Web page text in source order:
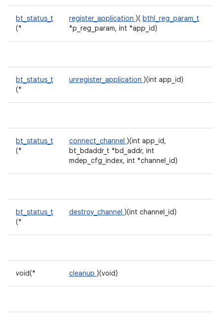
bt_status_t
(*
register_application )( bthl_reg_param_t
*p_reg_param, int *app_id)
bt_status_t
(*
unregister_application )(int app_id)
bt_status_t
(*
connect_channel )(int app_id,
bt_bdaddr_t *bd_addr, int
mdep_cfg_index, int *channel_id)
bt_status_t
(*
destroy_channel )(int channel_id)
void(* cleanup )(void)